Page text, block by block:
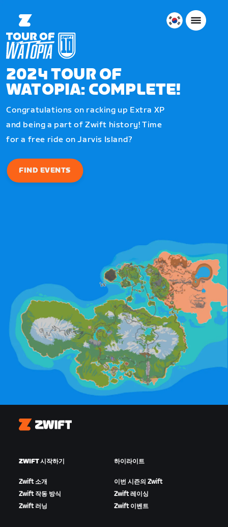
대
국
2024 TOUR OF
WATOPIA: COMPLETE!
Congratulations on racking up Extra XP
and being a part of Zwift history! Time
for a free ride on Jarvis Island?
FIND EVENTS
Zwift
ZWIFT 시작하기
Zwift 소개
Zwift 작동 방식
Zwift 러닝
하이라이트
이번 시즌의 Zwift
Zwift 레이싱
Zwift 이벤트